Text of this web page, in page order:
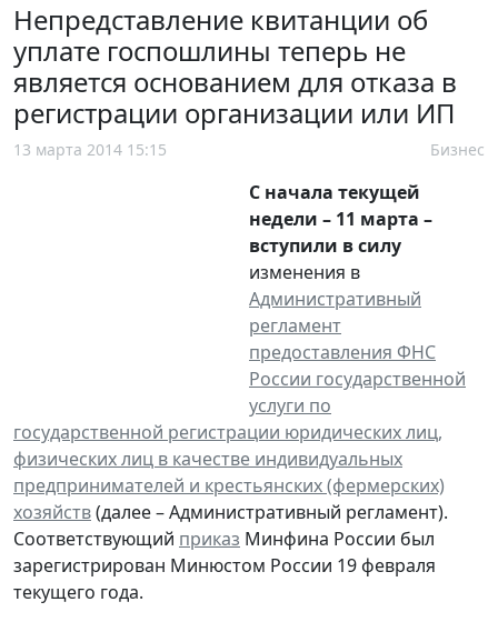
Непредставление квитанции об
уплате госпошлины теперь не
является основанием для отказа в
регистрации организации или ИП
13 марта 2014 15:15 Бизнес
С начала текущей
недели – 11 марта –
вступили в силу
изменения в
Административный
регламент
предоставления ФНС
России государственной
услуги по
государственной регистрации юридических лиц,
физических лиц в качестве индивидуальных
предпринимателей и крестьянских (фермерских)
хозяйств(далее – Административный регламент).
Соответствующий приказ Минфина России был
зарегистрирован Минюстом России 19 февраля
текущего года.